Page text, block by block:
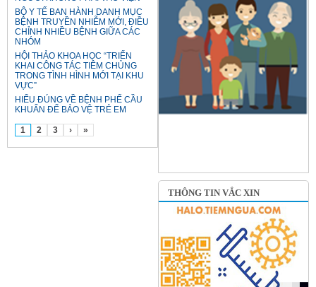
BỘ Y TẾ BAN HÀNH DANH MỤC
BỆNH TRUYỀN NHIỄM MỚI, ĐIỀU
CHỈNH NHIỀU BỆNH GIỮA CÁC
NHÓM
HỘI THẢO KHOA HỌC “TRIỂN
KHAI CÔNG TÁC TIÊM CHỦNG
TRONG TÌNH HÌNH MỚI TẠI KHU
VỰC”
HIỂU ĐÚNG VỀ BỆNH PHẾ CẦU
KHUẨN ĐỂ BẢO VỆ TRẺ EM
1 2 3 › »
THÔNG TIN VẮC XIN